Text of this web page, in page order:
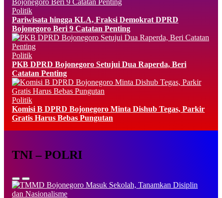
Politik
Pariwisata hingga KLA, Fraksi Demokrat DPRD
Bojonegoro Beri 9 Catatan Penting
Politik
PKB DPRD Bojonegoro Setujui Dua Raperda, Beri
Catatan Penting
Politik
Komisi B DPRD Bojonegoro Minta Dishub Tegas, Parkir
Gratis Harus Bebas Pungutan
TNI – POLRI